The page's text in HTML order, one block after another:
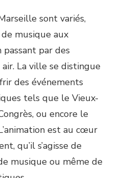
sont variés,
musique aux
passant par des
La ville se distingue
des événements
tels que le Vieux-
ou encore le
est au cœur
qu’il s’agisse de
musique ou même de